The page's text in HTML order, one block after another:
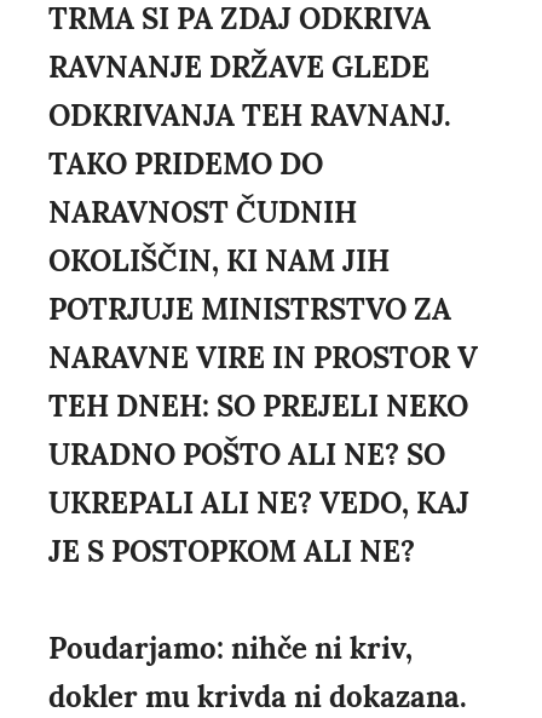
TRMA SI PA ZDAJ ODKRIVA
RAVNANJE DRŽAVE GLEDE
ODKRIVANJA TEH RAVNANJ.
TAKO PRIDEMO DO
NARAVNOST ČUDNIH
OKOLIŠČIN, KI NAM JIH
POTRJUJE MINISTRSTVO ZA
NARAVNE VIRE IN PROSTOR V
TEH DNEH: SO PREJELI NEKO
URADNO POŠTO ALI NE? SO
UKREPALI ALI NE? VEDO, KAJ
JE S POSTOPKOM ALI NE?
Poudarjamo: nihče ni kriv,
dokler mu krivda ni dokazana.